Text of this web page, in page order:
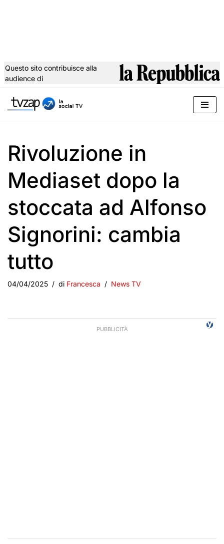
al
Questo sito contribuisce alla
audience di
Rivoluzione in
Mediaset dopo la
stoccata ad Alfonso
Signorini: cambia
tutto
04/04/2025 di Francesca News TV